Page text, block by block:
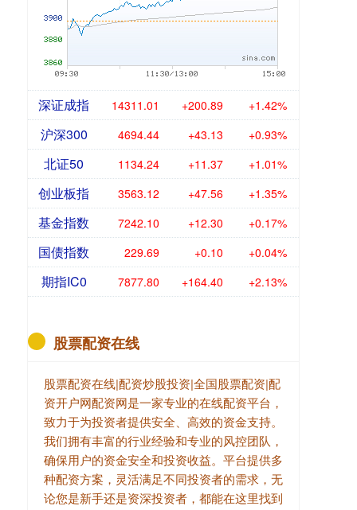
深证成指 14311.01 +200.89 +1.42%
沪深300 4694.44 +43.13 +0.93%
北证50 1134.24 +11.37 +1.01%
创业板指 3563.12 +47.56 +1.35%
基金指数 7242.10 +12.30 +0.17%
国债指数 229.69 +0.10 +0.04%
期指IC0 7877.80 +164.40 +2.13%
股票配资在线
股票配资在线|配资炒股投资|全国股票配资|配
资开户网配资网是一家专业的在线配资平台，
致力于为投资者提供安全、高效的资金支持。
我们拥有丰富的行业经验和专业的风控团队，
确保用户的资金安全和投资收益。平台提供多
种配资方案，灵活满足不同投资者的需求，无
论您是新手还是资深投资者，都能在这里找到